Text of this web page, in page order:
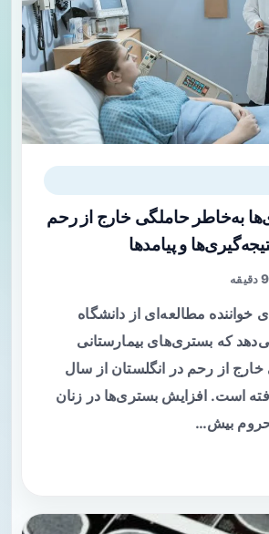
به‌خاطر حاملگی خارج از رحم
و پیامدها
خواننده مطالعه‌ای از دانشگاه
که بستری‌های بیمارستانی
از رحم در انگلستان از سال
یافته است. افزایش بستری‌ها در زنان
بیش…